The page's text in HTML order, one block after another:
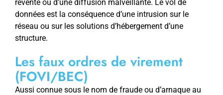
revente ou d’une diffusion malveillante. Le vol de
données est la conséquence d’une intrusion sur le
réseau ou sur les solutions d’hébergement d’une
structure.
Les faux ordres de virement
(FOVI/BEC)
Aussi connue sous le nom de fraude ou d’arnaque au